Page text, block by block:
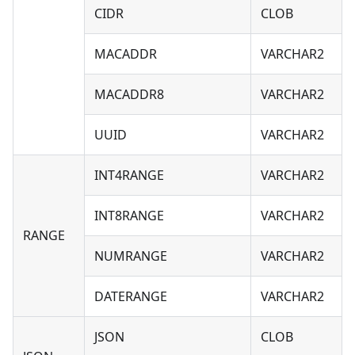
CIDR CLOB
MACADDR VARCHAR2
MACADDR8 VARCHAR2
UUID VARCHAR2
RANGE
INT4RANGE VARCHAR2
INT8RANGE VARCHAR2
NUMRANGE VARCHAR2
DATERANGE VARCHAR2
JSON CLOB